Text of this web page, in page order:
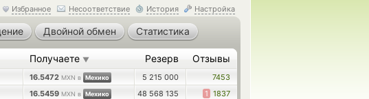
Избранное Несоответствие История Настройка
Двойной обмен Статистика
Получаете ▼ Резерв Отзывы
16.5472 MXN в Мехико 5 215 000
7453
16.5459 MXN в Мехико 48 568 135 1 1837